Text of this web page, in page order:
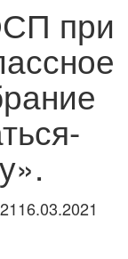
при
16.03.2021